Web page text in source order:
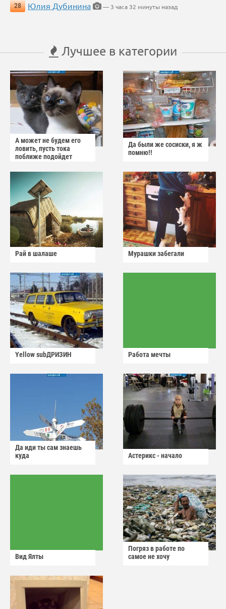
28
Юлия Дубинина — 3 часа 32 минуты назад
Лучшее в категории
А может не будем его
ловить, пусть тока
поближе подойдет
Да были же сосиски, я ж
помню!!
Рай в шалаше Мурашки забегали
Yellow subДРИЗИН Работа мечты
Да иди ты сам знаешь
куда
Астерикс - начало
Вид Ялты
Погряз в работе по
самое не хочу